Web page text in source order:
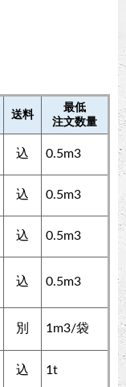
送料
最低
注文数量
込 0.5m3
込 0.5m3
込 0.5m3
込 0.5m3
別 1m3/袋
込 1t